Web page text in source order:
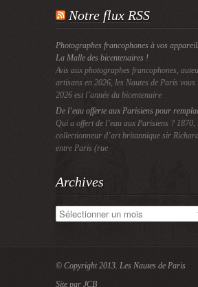
Notre flux RSS
Photographes francophones à vos
La Malle des bicentenaires !
Avis aux photographes francophones,
artisans en 2026, les Nautes de Paris
2026 est l’année du bicentenaire
De l’eau offerte aux Parisiens pour
Qui a offert de l’eau aux Parisiens ? 1870,
collectionneur d’art britannique sir
entre Paris (rue
Archives
Archives
© Copyright 2013. Les Nautes de Paris
Site par JCB